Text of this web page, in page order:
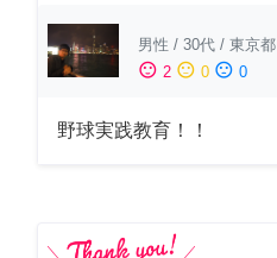
男性 / 30代 / 東京都
sentiment_satisfied 2 sentiment_neutral 0 sentiment_dissatisfied 0
野球実践教育！！